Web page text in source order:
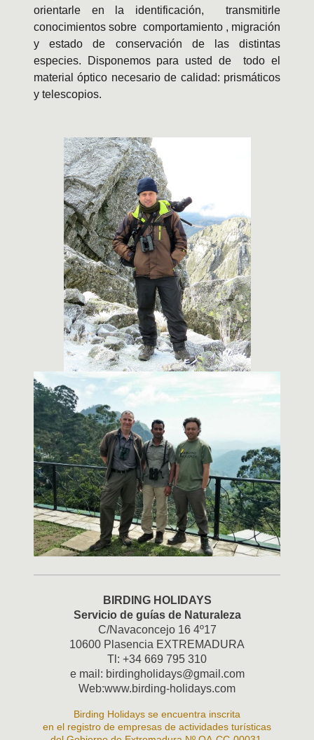
orientarle en la identificación, transmitirle
conocimientos sobre comportamiento , migración
y estado de conservación de las distintas
especies. Disponemos para usted de todo el
material óptico necesario de calidad: prismáticos
y telescopios.
BIRDING HOLIDAYS
Servicio de guías de Naturaleza
C/Navaconcejo 16 4º17
10600 Plasencia EXTREMADURA
Tl: +34 669 795 310
e mail: birdingholidays@gmail.com
Web:www.birding-holidays.com
Birding Holidays se encuentra inscrita
en el registro de empresas de actividades turísticas